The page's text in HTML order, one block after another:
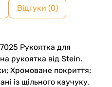
Відгуки (0)
Рукоятка для
рукоятка від Stein.
Хромоване покриття;
із щільного каучуку.